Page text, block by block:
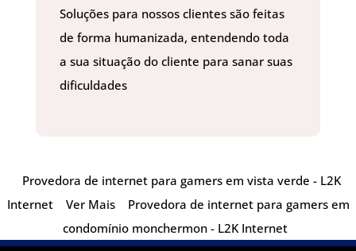
Soluções para nossos clientes são feitas
de forma humanizada, entendendo toda
a sua situação do cliente para sanar suas
dificuldades
Provedora de internet para gamers em vista verde - L2K
Internet
Ver Mais
Provedora de internet para gamers em
condomínio monchermon - L2K Internet